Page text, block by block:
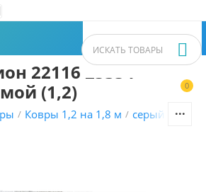
0


22116 25354
(1,2)
/ Ковры 1,2 на 1,8 м / серый ковры